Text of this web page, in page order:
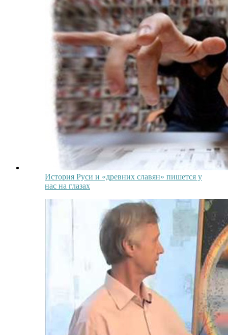
История Руси и «древних славян» пишется у
нас на глазах